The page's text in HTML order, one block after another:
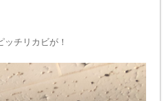
チリカビが！